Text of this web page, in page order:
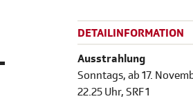
DETAILINFORMATION
Ausstrahlung
Sonntags, ab 17.
22.25 Uhr, SRF 1